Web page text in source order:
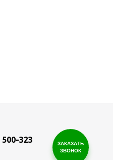
500-323
ЗАКАЗАТЬ
ЗВОНОК